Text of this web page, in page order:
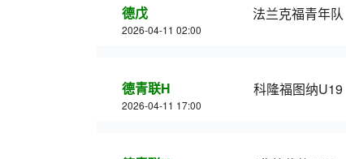
德戊
2026-04-11 02:00
法兰克福青年队
德青联H
2026-04-11 17:00
科隆福图纳U19